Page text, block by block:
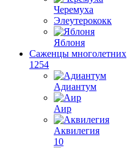
Черемуха
Элеутерококк
Яблоня
Саженцы многолетних
1254
Адиантум
Аир
Аквилегия
10